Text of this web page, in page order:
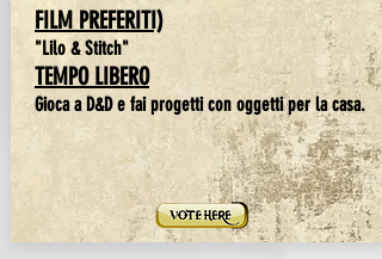
FILM PREFERITI)
"Lilo & Stitch"
TEMPO LIBERO
Gioca a D&D e fai progetti con oggetti per la casa.